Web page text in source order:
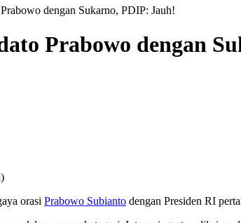
dengan Sukarno, PDIP: Jauh!
Prabowo dengan
orasi Prabowo Subianto dengan Presiden RI